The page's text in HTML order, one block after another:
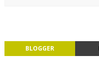
BLOGGER